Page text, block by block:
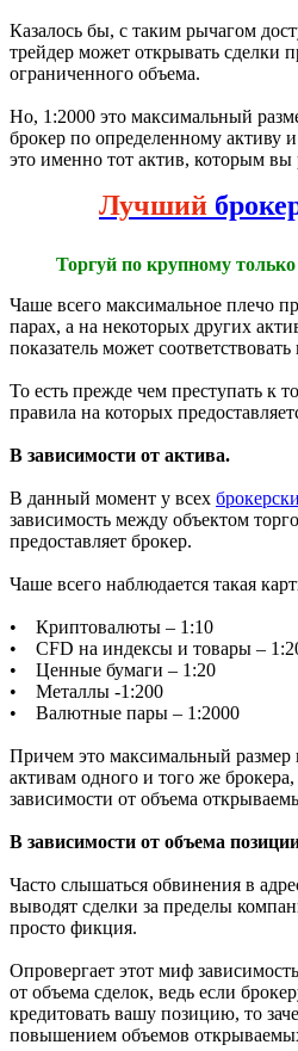
Казалось бы, с таким рычагом
трейдер может открывать сделки
ограниченного объема.
Но, 1:2000 это максимальный
брокер по определенному активу
это именно тот актив, которым вы
Лучший
Торгуй по крупному
Чаше всего максимальное плечо
парах, а на некоторых других
показатель может
То есть прежде чем преступать к
правила на которых
В зависимости от актива.
В данный момент у всех
зависимость между объектом
предоставляет брокер.
Чаше всего наблюдается такая
• Криптовалюты – 1:10
• CFD на индексы и товары –
• Ценные бумаги – 1:20
• Металлы -1:200
• Валютные пары – 1:2000
Причем это максимальный размер
активам одного и того же
зависимости от объема
В зависимости от объема
Часто слышаться обвинения в
выводят сделки за пределы
просто фикция.
Опровергает этот миф
от объема сделок, ведь если
кредитовать вашу позицию, то
повышением объемов